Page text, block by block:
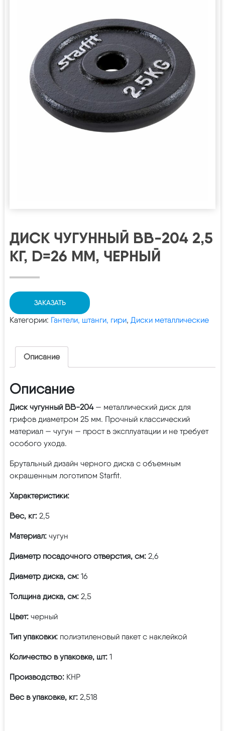
ДИСК ЧУГУННЫЙ BB-204 2,5
КГ, D=26 ММ, ЧЕРНЫЙ
ЗАКАЗАТЬ
Категории: Гантели, штанги, гири, Диски металлические
Описание
Описание
Диск чугунный BB-204— металлический диск для
грифов диаметром 25 мм. Прочный классический
материал — чугун — прост в эксплуатации и не требует
особого ухода.
Брутальный дизайн черного диска с объемным
окрашенным логотипом Starfit.
Характеристики:
Вес, кг: 2,5
Материал: чугун
Диаметр посадочного отверстия, см: 2,6
Диаметр диска, см: 16
Толщина диска, см: 2,5
Цвет: черный
Тип упаковки: полиэтиленовый пакет с наклейкой
Количество в упаковке, шт: 1
Производство: КНР
Вес в упаковке, кг: 2,518